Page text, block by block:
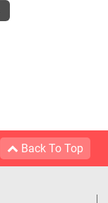
Back To Top